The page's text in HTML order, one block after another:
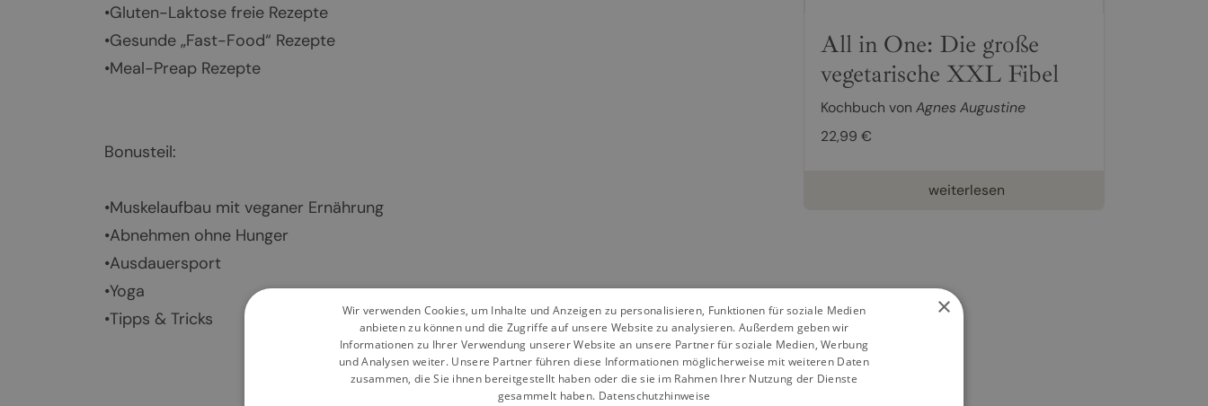
•Gluten-Laktose freie Rezepte
•Gesunde „Fast-Food“ Rezepte
•Meal-Preap Rezepte
Bonusteil:
•Muskelaufbau mit veganer Ernährung
•Abnehmen ohne Hunger
•Ausdauersport
•Yoga
•Tipps & Tricks
All in One: Die große
vegetarische XXL Fibel
Kochbuch von Agnes Augustine
22,99 €
weiterlesen
×
Wir verwenden Cookies, um Inhalte und Anzeigen zu personalisieren, Funktionen für soziale Medien
anbieten zu können und die Zugriffe auf unsere Website zu analysieren. Außerdem geben wir
Informationen zu Ihrer Verwendung unserer Website an unsere Partner für soziale Medien, Werbung
und Analysen weiter. Unsere Partner führen diese Informationen möglicherweise mit weiteren Daten
zusammen, die Sie ihnen bereitgestellt haben oder die sie im Rahmen Ihrer Nutzung der Dienste
gesammelt haben. Datenschutzhinweise